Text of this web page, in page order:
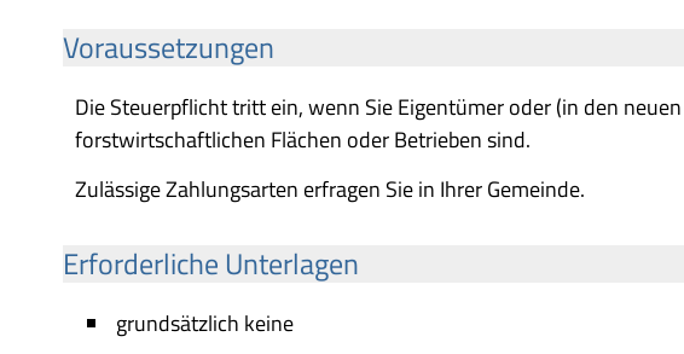
Voraussetzungen
Die Steuerpflicht tritt ein, wenn Sie Eigentümer oder (in den
forstwirtschaftlichen Flächen oder Betrieben sind.
Zulässige Zahlungsarten erfragen Sie in Ihrer Gemeinde.
Erforderliche Unterlagen
grundsätzlich keine